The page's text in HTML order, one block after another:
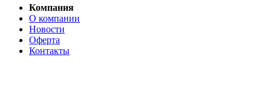
Компания
О компании
Новости
Оферта
Контакты